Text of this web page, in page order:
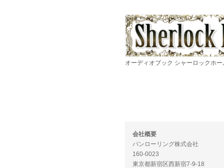
オーディオブック シャーロックホー
会社概要
パンローリング株式会社
160-0023
東京都新宿区西新宿7-9-18